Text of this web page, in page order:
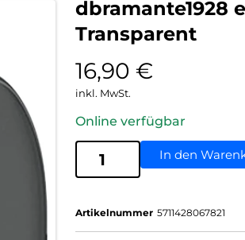
dbramante1928
Transparent
16,90 €
inkl. MwSt.
Online verfügbar
In den
Artikelnummer 5711428067821